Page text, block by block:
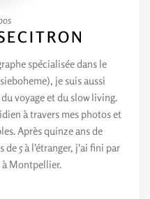
spécialisée dans le
je suis aussi
voyage et du slow living.
à travers mes photos et
Après quinze ans de
5 à l'étranger, j'ai fini par
à Montpellier.